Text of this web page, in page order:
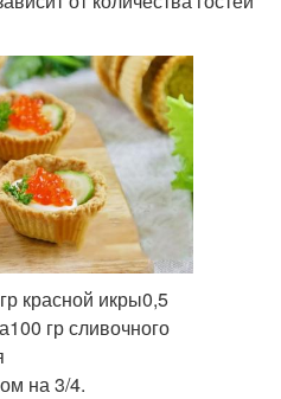
красной икры0,5
гр сливочного
на 3/4.